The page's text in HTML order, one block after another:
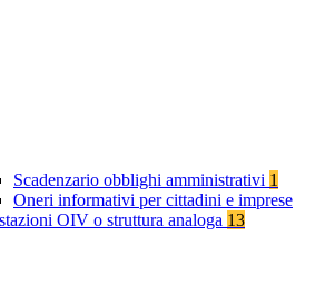
Scadenzario obblighi amministrativi 1
Oneri informativi per cittadini e imprese
OIV o struttura analoga 13